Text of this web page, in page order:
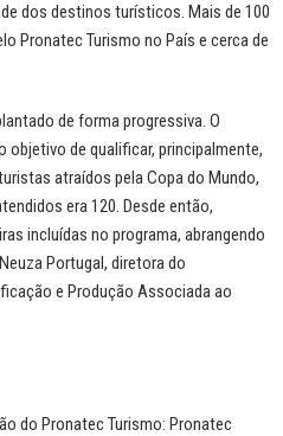
dos destinos turísticos. Mais de 100
Pronatec Turismo no País e cerca de
de forma progressiva. O
objetivo de qualificar, principalmente,
atraídos pela Copa do Mundo,
era 120. Desde então,
incluídas no programa, abrangendo
Portugal, diretora do
e Produção Associada ao
do Pronatec Turismo: Pronatec